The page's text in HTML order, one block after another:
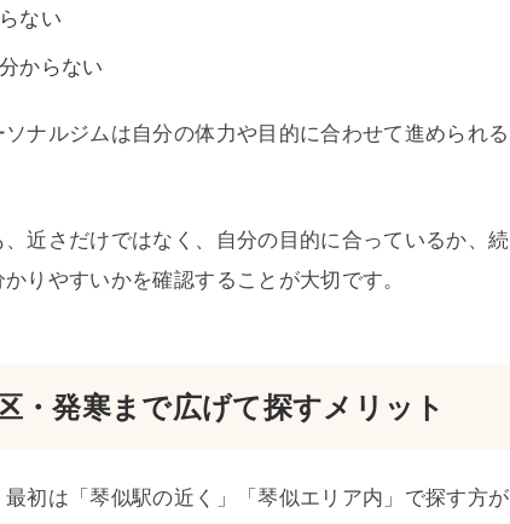
ない
からない
ナルジムは自分の体力や目的に合わせて進められる
近さだけではなく、自分の目的に合っているか、続
りやすいかを確認することが大切です。
・発寒まで広げて探すメリット
初は「琴似駅の近く」「琴似エリア内」で探す方が